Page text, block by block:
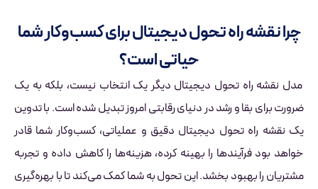
چرا نقشه راه تحول دیجیتال برای کسب‌وکار شما
حیاتی است؟
مدل نقشه راه تحول دیجیتال دیگر یک انتخاب نیست، بلکه به یک
ضرورت برای بقا و رشد در دنیای رقابتی امروز تبدیل شده است. با تدوین
یک نقشه راه تحول دیجیتال دقیق و عملیاتی، کسب‌وکار شما قادر
خواهد بود فرآیندها را بهینه کرده، هزینه‌ها را کاهش داده و تجربه
مشتریان را بهبود بخشد. این تحول به شما کمک می‌کند تا با بهره‌گیری